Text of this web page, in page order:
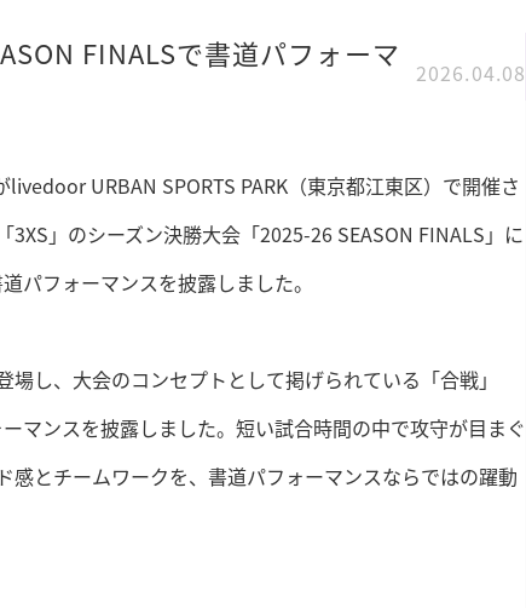
FINALSで書道パフォーマ
2026.04.08
livedoor URBAN SPORTS PARK （東京都江東区）で開催さ
3XS 」のシーズン決勝大会「2025-26 SEASON FINALS 」に
パフォーマンスを披露しました。
場し、大会のコンセプトとして掲げられている「合戦」
マンスを披露しました。短い試合時間の中で攻守が目まぐ
感とチームワークを、書道パフォーマンスならではの躍動